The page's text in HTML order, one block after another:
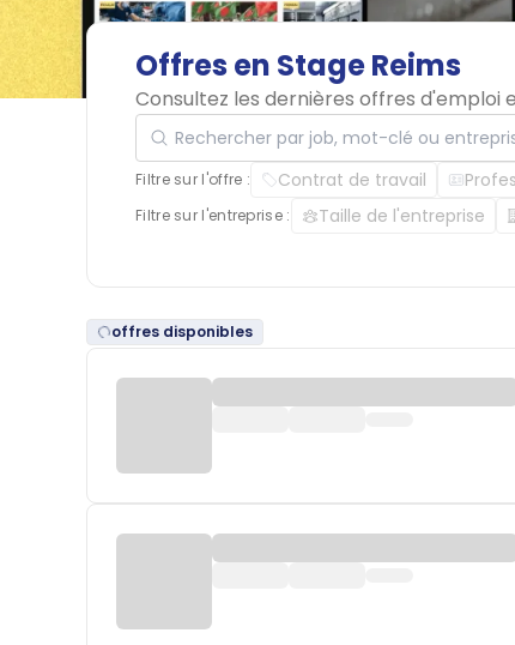
Offres en StageReims
Consultez les dernières offres d'emploi
Rechercher par job, mot-clé ou entreprise
Filtre sur l'offre : Contrat de travail
Filtre sur l'entreprise : Taille de l'entreprise
offres disponibles